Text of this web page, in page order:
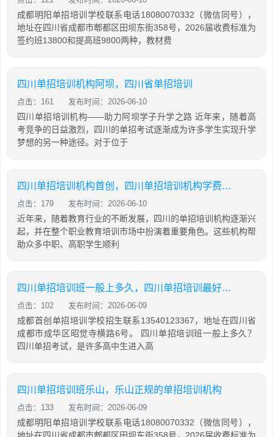
成都明阳单招培训学校联系电话18080070332（微信同号），
地址在四川省成都市郫都区田坝东街358号，2026届收费标准为
签约班13800和提高班9800两种，教材费
四川单招培训机构阿坝，四川省单招培训
点击：161 发布时间：2026-06-10
四川单招培训机构——助力阿坝学子升学之路 近年来，随着高
考竞争的日益激烈，四川的单招考试逐渐成为许多学生实现升学
梦想的另一种途径。对于位于
四川单招培训机构首创，四川单招培训机构学费大概是多少
点击：179 发布时间：2026-06-10
近年来，随着教育行业的不断发展，四川的单招培训机构逐渐兴
起，并在整个职业教育培训市场中扮演着重要角色。这些机构帮
助众多中职、高职学生顺利
四川单招培训班一般上多久，四川单招培训最好的学校
点击：102 发布时间：2026-06-09
成都首创单招培训学校招生联系13540123367，地址在四川省
成都市成华区昭觉寺横路6号。 四川单招培训班一般上多久？
四川单招考试，是许多高中生进入高
四川单招培训班乐山，乐山正规的单招培训机构
点击：133 发布时间：2026-06-09
成都明阳单招培训学校联系电话18080070332（微信同号），